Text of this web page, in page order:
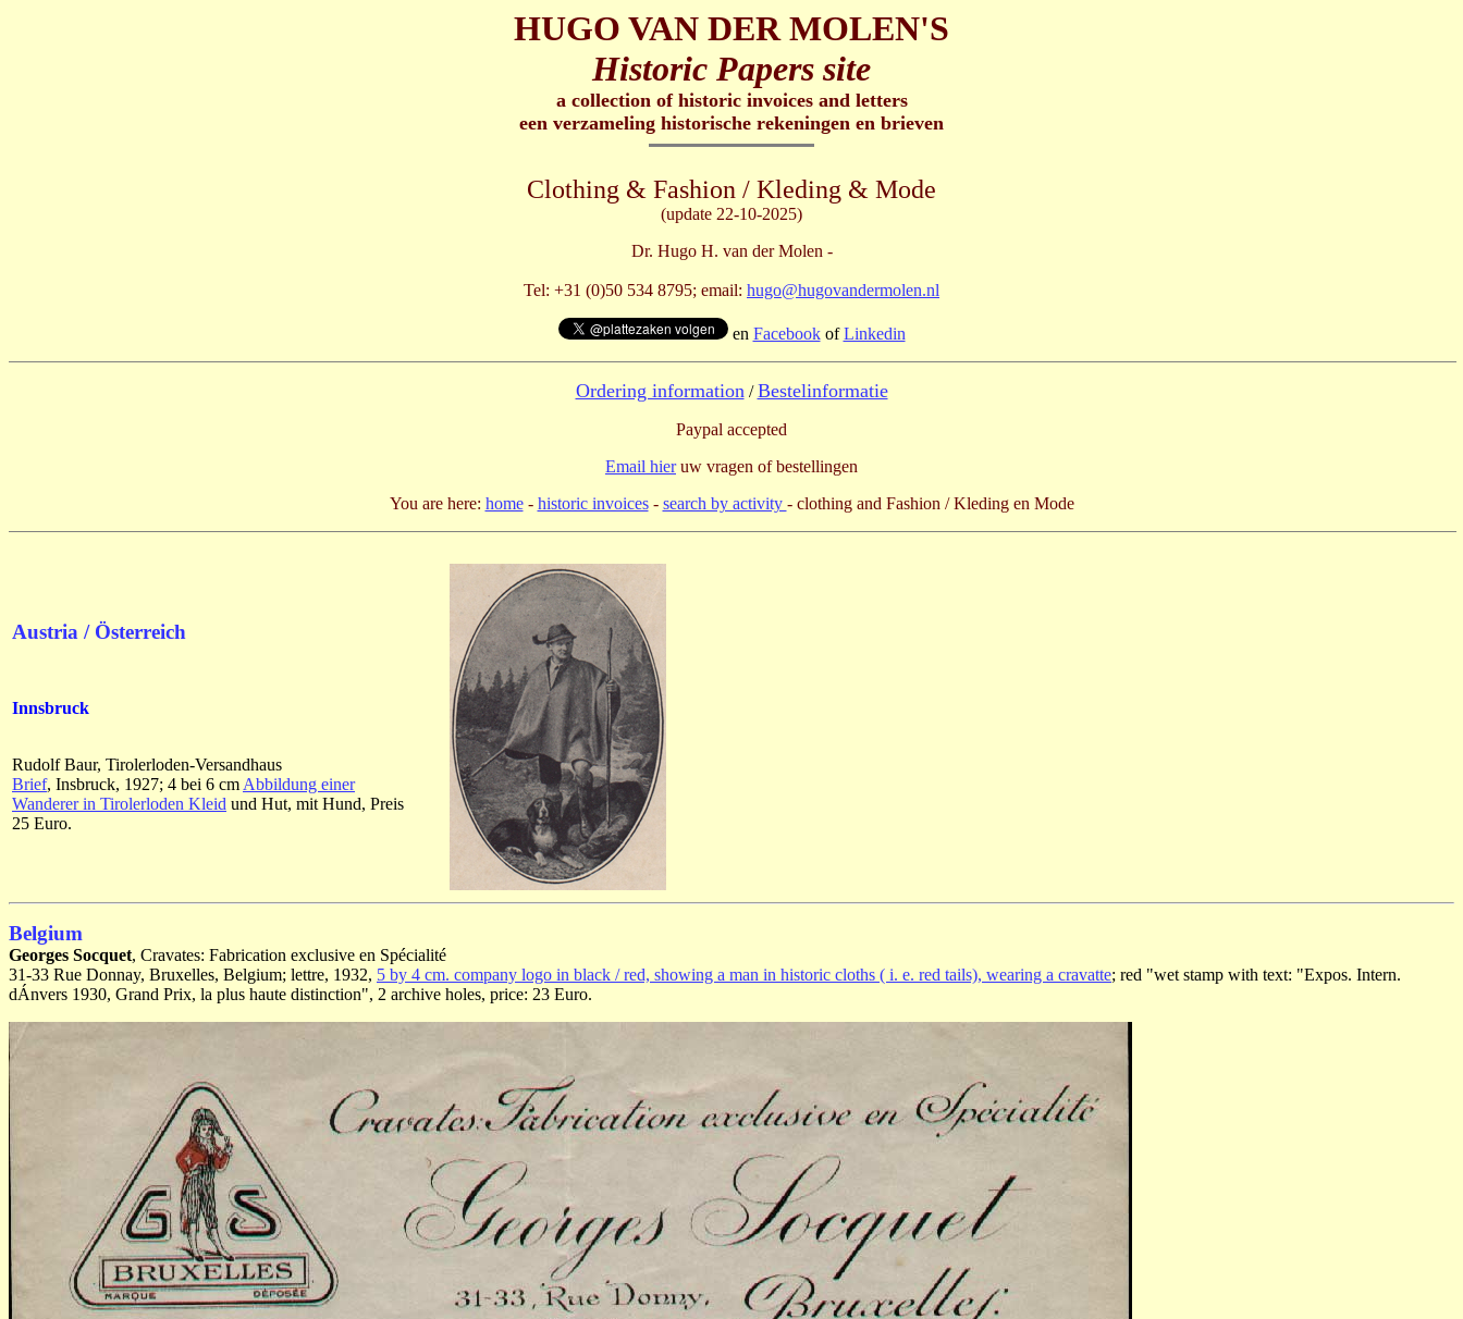
HUGO VAN DER MOLEN'S
Historic Papers site
a collection of historic invoices and letters
een verzameling historische rekeningen en brieven
Clothing & Fashion / Kleding & Mode
(update 22-10-2025)
Dr. Hugo H. van der Molen -
Tel: +31 (0)50 534 8795; email: hugo@hugovandermolen.nl
en FacebookofLinkedin
Ordering information /Bestelinformatie
Paypal accepted
Email hieruw vragen of bestellingen
You are here: home- historic invoices- search by activity - clothing and Fashion / Kleding en Mode
Austria / Österreich
Innsbruck
Rudolf Baur, Tirolerloden-Versandhaus
Brief, Insbruck, 1927; 4 bei 6 cm Abbildung einer
Wanderer in Tirolerloden Kleid und Hut, mit Hund, Preis
25 Euro.
Belgium
Georges Socquet, Cravates: Fabrication exclusive en Spécialité
31-33 Rue Donnay, Bruxelles, Belgium; lettre, 1932, 5 by 4 cm. company logo in black / red, showing a man in historic cloths ( i. e. red tails), wearing a cravatte; red "wet stamp with text: "Expos. Intern.
dÁnvers 1930, Grand Prix, la plus haute distinction", 2 archive holes, price: 23 Euro.